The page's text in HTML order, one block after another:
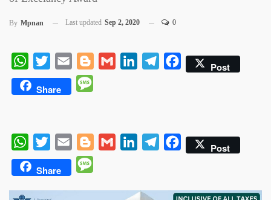
By Mpnan Last updated Sep 2, 2020 0
WhatsApp
Twitter Email BloggerGmail LinkedInTelegramFacebookPost
Share
WhatsApp
Twitter Email BloggerGmail LinkedInTelegramFacebookPost
Share